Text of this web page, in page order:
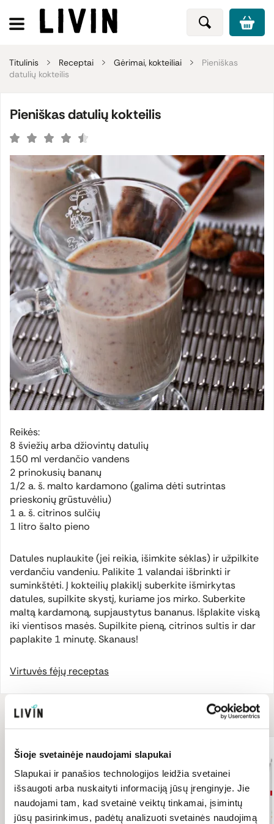
Šioje svetainėje naudojami slapukai
Slapukai ir panašios technologijos leidžia svetainei
išsaugoti arba nuskaityti informaciją jūsų įrenginyje. Jie
naudojami tam, kad svetainė veiktų tinkamai, įsimintų
jūsų pasirinkimus, padėtų analizuoti svetainės naudojimą
Titulinis Receptai Gėrimai, kokteiliai
Pieniškas
datulių kokteilis
Pieniškas datulių kokteilis
Reikės:
8 šviežių arba džiovintų datulių
150 ml verdančio vandens
2 prinokusių bananų
1/2 a. š. malto kardamono (galima dėti sutrintas
prieskonių grūstuvėliu)
1 a. š. citrinos sulčių
1 litro šalto pieno
Datules nuplaukite (jei reikia, išimkite sėklas) ir užpilkite
verdančiu vandeniu. Palikite 1 valandai išbrinkti ir
suminkštėti. Į kokteilių plakiklį suberkite išmirkytas
datules, supilkite skystį, kuriame jos mirko. Suberkite
maltą kardamoną, supjaustytus bananus. Išplakite viską
iki vientisos masės. Supilkite pieną, citrinos sultis ir dar
paplakite 1 minutę. Skanaus!
Virtuvės fėjų receptas
Receptui
T T